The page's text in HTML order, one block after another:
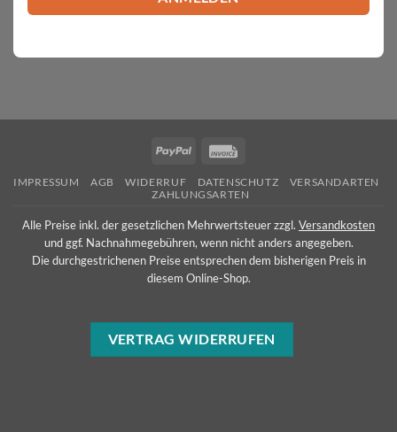
PayPal
IMPRESSUM AGB WIDERRUF DATENSCHUTZ
VERSANDARTEN
ZAHLUNGSARTEN
Alle Preise inkl. der gesetzlichen Mehrwertsteuer zzgl. Versandkosten
und ggf. Nachnahmegebühren, wenn nicht anders angegeben.
Die durchgestrichenen Preise entsprechen dem bisherigen Preis in
diesem Online-Shop.
VERTRAG WIDERRUFEN